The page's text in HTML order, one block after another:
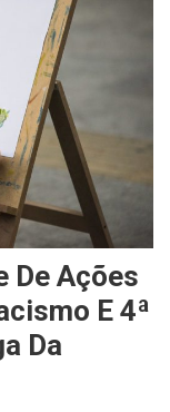
De Ações
E 4ª
Da